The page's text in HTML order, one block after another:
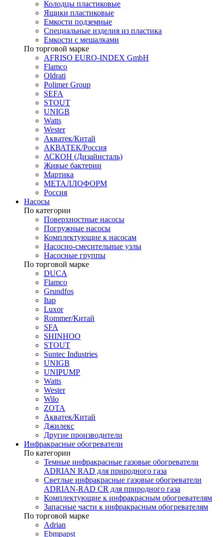
Колодцы пластиковые
Ящики пластиковые
Емкости подземные
Специальные изделия из пластика
Емкости с мешалками
По торговой марке
AFRISO EURO-INDEX GmbH
Flamco
Oldrati
Polimer Group
SEFA
STOUT
UNIGB
Watts
Wester
Акватек/Китай
АКВАТЕК/Россия
АСКОН (Дизайнсталь)
Живые бактерии
Мартика
МЕТАЛЛОФОРМ
Россия
Насосы
По категории
Поверхностные насосы
Погружные насосы
Комплектующие к насосам
Насосно-смесительные узлы
Насосные группы
По торговой марке
DUCA
Flamco
Grundfos
Itap
Luxor
Rommer/Китай
SFA
SHINHOO
STOUT
Suntec Industries
UNIGB
UNIPUMP
Watts
Wester
Wilo
ZOTA
Акватек/Китай
Джилекс
Другие производители
Инфракрасные обогреватели
По категории
Темные инфракрасные газовые обогреватели
ADRIAN RAD для природного газа
Светлые инфракрасные газовые обогреватели
ADRIAN-RAD CR для природного газа
Комплектующие к инфракрасным обогревателям
Запасные части к инфракрасным обогревателям
По торговой марке
Adrian
Ebmpapst